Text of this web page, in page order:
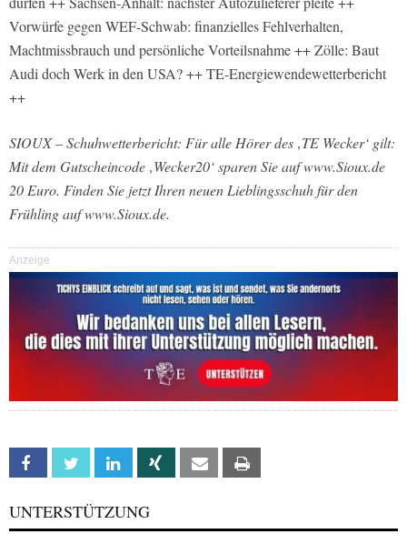
Vorwürfe gegen WEF-Schwab: finanzielles Fehlverhalten,
Machtmissbrauch und persönliche Vorteilsnahme ++ Zölle: Baut
Audi doch Werk in den USA? ++ TE-Energiewendewetterbericht
++
SIOUX – Schuhwetterbericht: Für alle Hörer des ‚TE Wecker‘ gilt:
Mit dem Gutscheincode ‚Wecker20‘ sparen Sie auf www.Sioux.de
20 Euro. Finden Sie jetzt Ihren neuen Lieblingsschuh für den
Frühling auf www.Sioux.de.
Anzeige
Facebook Twitter Linkedin Xing Email
UNTERSTÜTZUNG